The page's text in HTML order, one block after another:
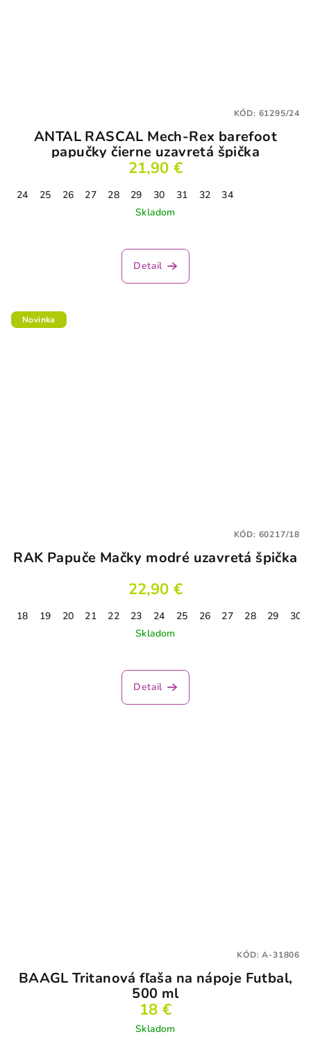
ANTAL RASCAL Mech-Rex barefoot
papučky čierne uzavretá špička
21,90 €
24 25 26 27 28 29 30 31 32
34
Skladom
Detail
KÓD: 61295/24
Novinka
RAK Papuče Mačky modré uzavretá špička
22,90 €
18 19 20 21 22 23 24 25 26 27 28 29
30
Skladom
Detail
KÓD: 60217/18
BAAGL Tritanová fľaša na nápoje Futbal,
500 ml
18 €
Skladom
KÓD:A-31806